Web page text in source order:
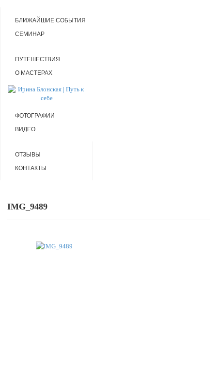
БЛИЖАЙШИЕ СОБЫТИЯ
СЕМИНАР
ПУТЕШЕСТВИЯ
О МАСТЕРАХ
ФОТОГРАФИИ
ВИДЕО
ОТЗЫВЫ
КОНТАКТЫ
IMG_9489